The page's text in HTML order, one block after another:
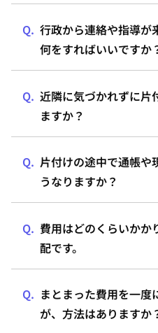
行政から連絡や指導が
何をすればいいですか
近隣に気づかれずに片
ますか？
片付けの途中で通帳や
うなりますか？
費用はどのくらいかか
配です。
まとまった費用を一度
が、方法はありますか